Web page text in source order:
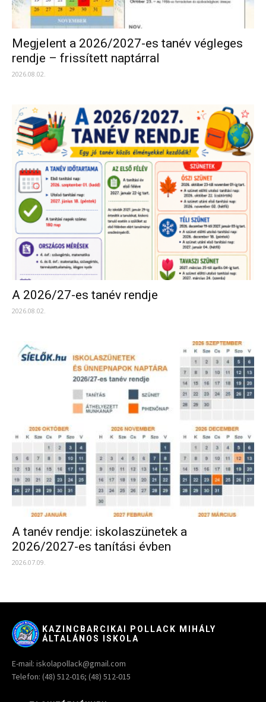
Megjelent a 2026/2027-es tanév végleges
rendje – frissített naptárral
2026.08.02.
A 2026/27-es tanév rendje
2026.08.02.
A tanév rendje: iskolaszünetek a
2026/2027-es tanítási évben
2026.07.09.
KAZINCBARCIKAI POLLACK MIHÁLY
ÁLTALÁNOS ISKOLA
E-mail: iskolapollack@gmail.com
Telefon: (48) 512-016; (48) 512-015